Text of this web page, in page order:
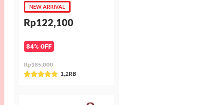
NEW ARRIVAL
Rp122,100
34% OFF
Rp185,000
Rated
1,2RB